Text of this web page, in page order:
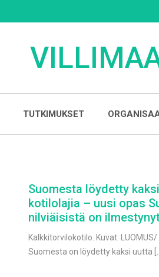
TUTKIMUKSET
Suomesta löydetty
kotilolajia – uusi opas
nilviäisistä on
Kalkkitorvilokotilo. Kuvat:
Suomesta on löydetty kaksi uutta […]